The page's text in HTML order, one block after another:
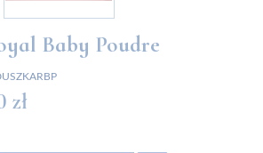
Baby Poudre
zł